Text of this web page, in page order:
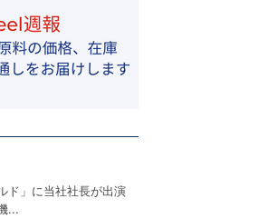
ド」に当社社長が出演
...